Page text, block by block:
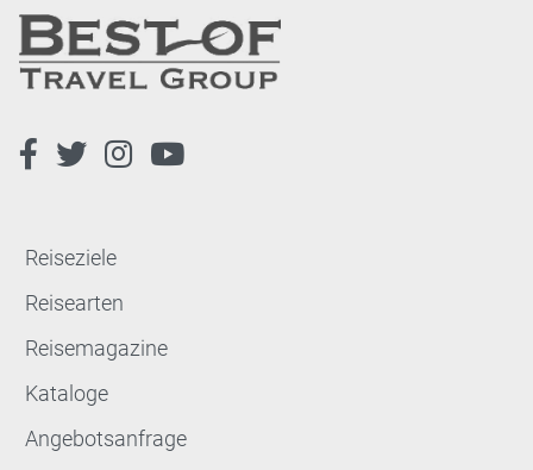
Reiseziele
Reisearten
Reisemagazine
Kataloge
Angebotsanfrage